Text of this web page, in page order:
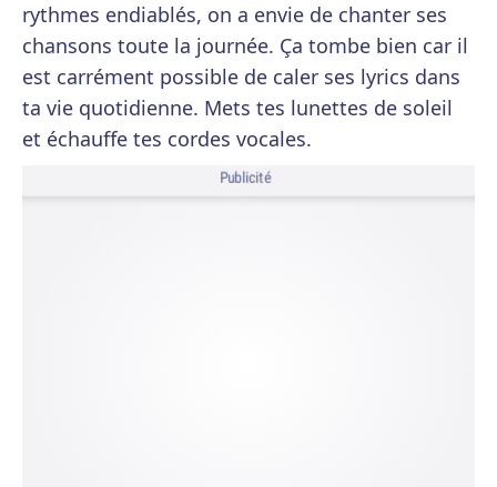
rythmes endiablés, on a envie de chanter ses
chansons toute la journée. Ça tombe bien car il
est carrément possible de caler ses lyrics dans
ta vie quotidienne. Mets tes lunettes de soleil
et échauffe tes cordes vocales.
Publicité